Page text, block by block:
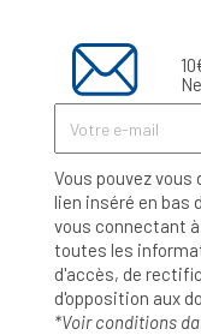
Vous pouvez
lien inséré en bas
vous connectant
toutes les
d'accès, de
d'opposition aux
*Voir conditions